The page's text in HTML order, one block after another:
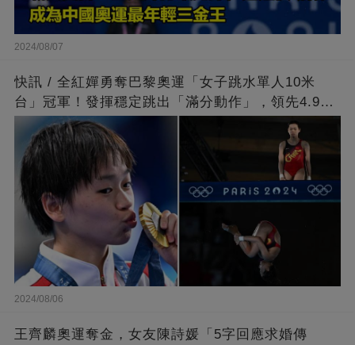
2024/08/07
快訊 / 全紅嬋勇奪巴黎奧運「女子跳水單人10米
台」冠軍！發揮穩定跳出「滿分動作」，領先4.9分
擊敗陳芋汐
2024/08/06
王齊麟奧運奪金，女友陳詩媛「5字回應求婚傳